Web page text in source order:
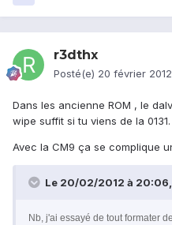
r3dthx
Posté(e) 20 février 2012
Dans les ancienne ROM , le
wipe suffit si tu viens de la 0131.
Avec la CM9 ça se complique
Le 20/02/2012 à 20:06,
Nb, j'ai essayé de tout formater